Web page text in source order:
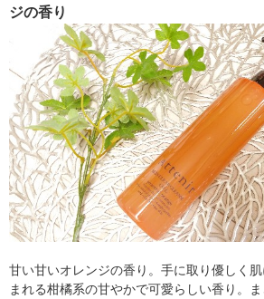
ジの香り
甘い甘いオレンジの香り。手に取り優しく
まれる柑橘系の甘やかで可愛らしい香り。